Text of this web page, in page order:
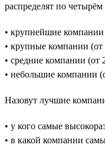
распределят по четырём
• крупнейшие компании
• крупные компании (от
• средние компании (от
• небольшие компании
Назовут лучшие
• у кого самые
• в какой компании